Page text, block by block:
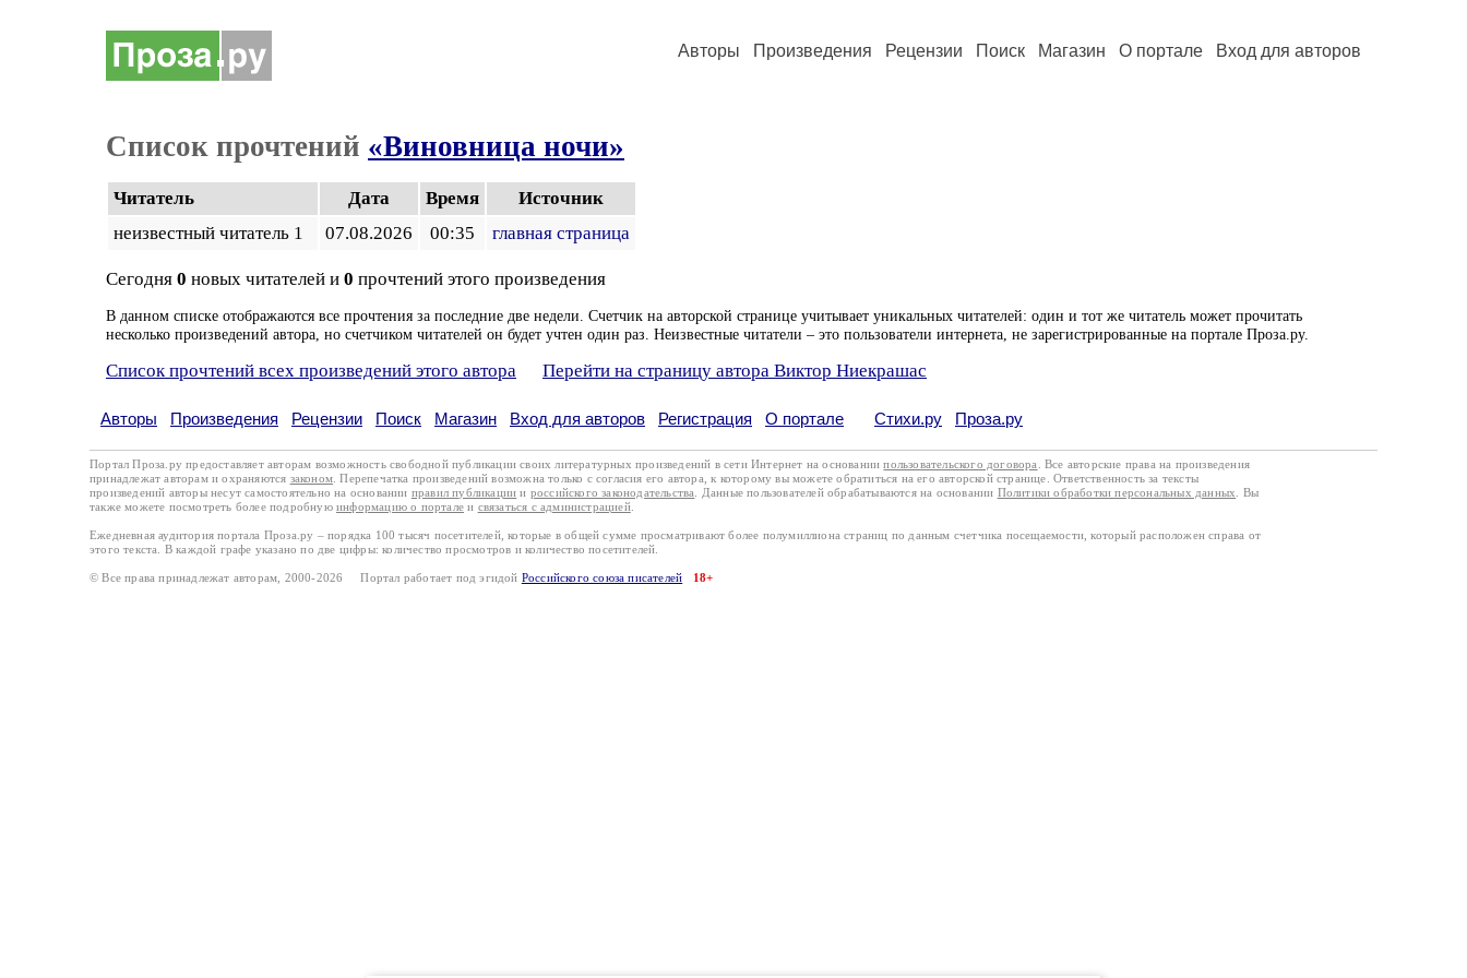
Авторы Произведения Рецензии Поиск Магазин О портале Вход для авторов
Список прочтений «Виновница ночи»
Читатель Дата Время
Источник
неизвестный читатель 1
07.08.2026 00:35 главная страница
Сегодня 0 новых читателей и 0 прочтений этого произведения
В данном списке отображаются все прочтения за последние две недели. Счетчик на авторской странице учитывает уникальных читателей: один и тот же читатель может прочитать
несколько произведений автора, но счетчиком читателей он будет учтен один раз. Неизвестные читатели – это пользователи интернета, не зарегистрированные на портале Проза.ру.
Список прочтений всех произведений этого автора Перейти на страницу автора Виктор Ниекрашас
Авторы Произведения Рецензии Поиск Магазин Вход для авторов Регистрация О портале Стихи.ру Проза.ру
Портал Проза.ру предоставляет авторам возможность свободной публикации своих литературных произведений в сети Интернет на основаниипользовательского договора
. Все авторские права на произведения
принадлежат авторам и охраняются законом . Перепечатка произведений возможна только с согласия его автора, к которому вы можете обратиться на его авторской странице. Ответственность за тексты
произведений авторы несут самостоятельно на основании правил публикации и российского законодательства . Данные пользователей обрабатываются на основании Политики обработки персональных данных
. Вы
также можете посмотреть более подробную информацию о портале и связаться с администрацией.
Ежедневная аудитория портала Проза.ру – порядка 100 тысяч посетителей, которые в общей сумме просматривают более полумиллиона страниц по данным счетчика посещаемости, который расположен справа от
этого текста. В каждой графе указано по две цифры: количество просмотров и количество посетителей.
© Все права принадлежат авторам, 2000-2026 Портал работает под эгидой Российского союза писателей 18+